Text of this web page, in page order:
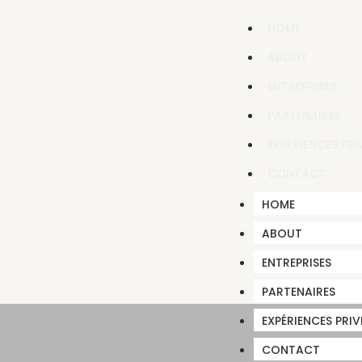
HOME
ABOUT
ENTREPRISES
PARTENAIRES
EXPÉRIENCES
CONTACT